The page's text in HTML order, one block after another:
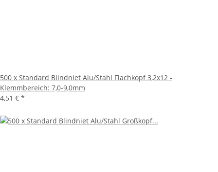
500 x Standard Blindniet Alu/Stahl Flachkopf 3,2x12 -
Klemmbereich: 7,0-9,0mm
4,51 € *